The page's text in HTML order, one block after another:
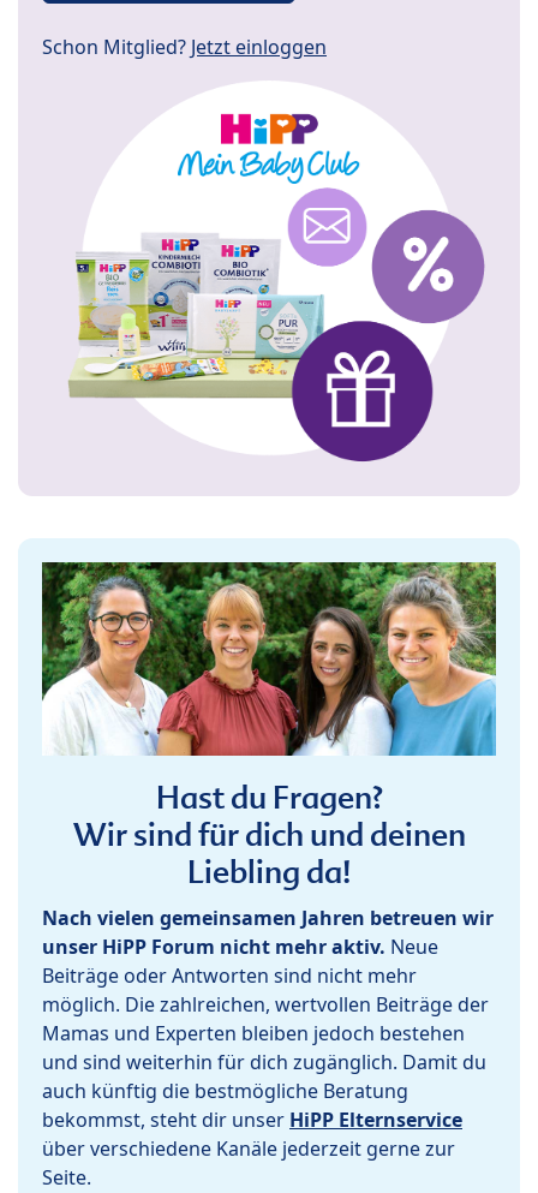
Schon Mitglied? Jetzt einloggen
Hast du Fragen?
Wir sind für dich und deinen
Liebling da!
Nach vielen gemeinsamen Jahren betreuen wir
unser HiPP Forum nicht mehr aktiv. Neue
Beiträge oder Antworten sind nicht mehr
möglich. Die zahlreichen, wertvollen Beiträge der
Mamas und Experten bleiben jedoch bestehen
und sind weiterhin für dich zugänglich. Damit du
auch künftig die bestmögliche Beratung
bekommst, steht dir unser HiPP Elternservice
über verschiedene Kanäle jederzeit gerne zur
Seite.